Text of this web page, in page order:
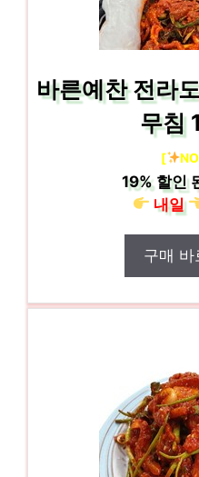
바른예찬 전라
무침
[
19%할인
내일
구매 바